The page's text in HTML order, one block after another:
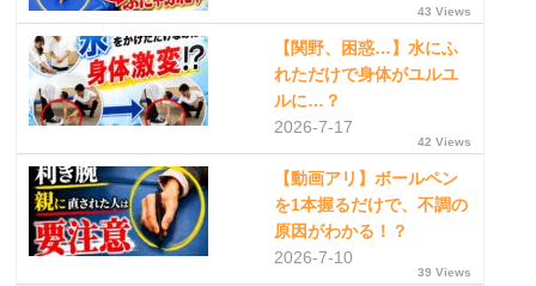
43 Views
【関野、困惑…】水にふ
れただけで身体がユルユ
ルに…？
2026-7-17
42 Views
【動画アリ】ボールペン
を1本握るだけで、不調の
原因がわかる！？
2026-7-10
39 Views